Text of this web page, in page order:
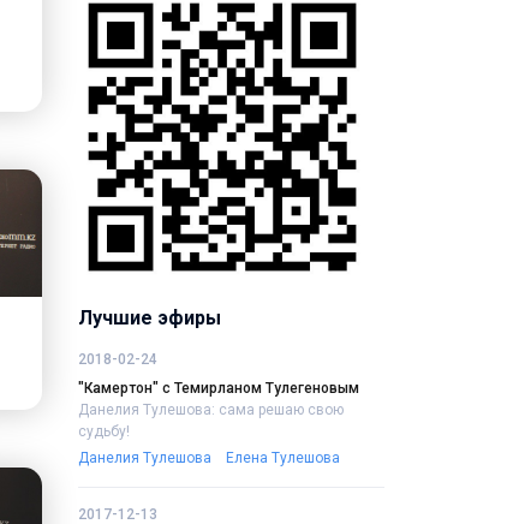
Лучшие эфиры
2018-02-24
"Камертон" с Темирланом Тулегеновым
Данелия Тулешова: сама решаю свою
судьбу!
Данелия Тулешова
Елена Тулешова
2017-12-13